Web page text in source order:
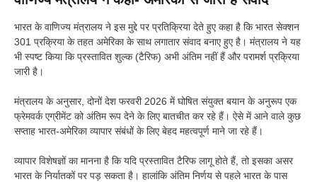
भारत के वाणिज्य मंत्रालय ने इस मुद्दे पर प्रतिक्रिया देते हुए कहा है कि भारत सेक्शन
301 प्रक्रिया के तहत अमेरिका के साथ लगातार संवाद बनाए हुए है। मंत्रालय ने यह
भी स्पष्ट किया कि प्रस्तावित शुल्क (टैरिफ) अभी अंतिम नहीं हैं और परामर्श प्रक्रिया
जारी है।
मंत्रालय के अनुसार, दोनों देश फरवरी 2026 में घोषित संयुक्त बयान के अनुरूप एक
फ्रेमवर्क एग्रीमेंट को अंतिम रूप देने के लिए बातचीत कर रहे हैं। ऐसे में आने वाले कुछ
सप्ताह भारत-अमेरिका व्यापार संबंधों के लिए बेहद महत्वपूर्ण माने जा रहे हैं।
व्यापार विशेषज्ञों का मानना है कि यदि प्रस्तावित टैरिफ लागू होते हैं, तो इसका असर
भारत के निर्यातकों पर पड़ सकता है। हालांकि अंतिम निर्णय से पहले भारत के पास